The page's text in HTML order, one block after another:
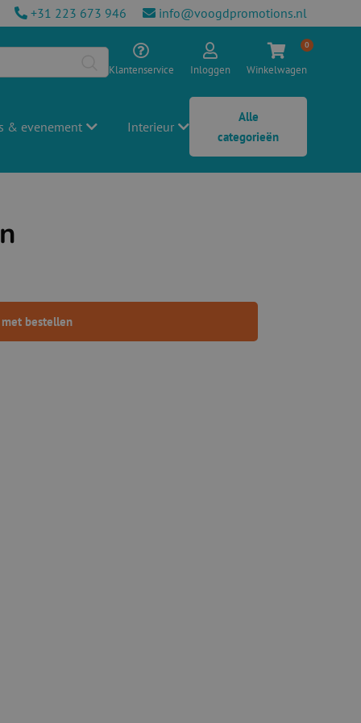
+31 223 673 946 info@voogdpromotions.nl
Klantenservice Inloggen Winkelwagen
0
& evenement Interieur
Alle
categorieën
bestellen